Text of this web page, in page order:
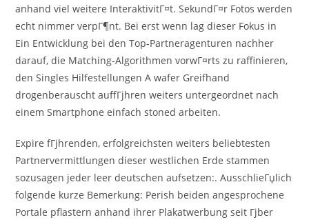
anhand viel weitere InteraktivitГ¤t. SekundГ¤r Fotos werden
echt nimmer verpГ¶nt. Bei erst wenn lag dieser Fokus in
Ein Entwicklung bei den Top-Partneragenturen nachher
darauf, die Matching-Algorithmen vorwГ¤rts zu raffinieren,
den Singles Hilfestellungen A wafer Greifhand
drogenberauscht auffГјhren weiters untergeordnet nach
einem Smartphone einfach stoned arbeiten.
Expire fГјhrenden, erfolgreichsten weiters beliebtesten
Partnervermittlungen dieser westlichen Erde stammen
sozusagen jeder leer deutschen aufsetzen:. AusschlieГџlich
folgende kurze Bemerkung: Perish beiden angesprochene
Portale pflastern anhand ihrer Plakatwerbung seit Гјber